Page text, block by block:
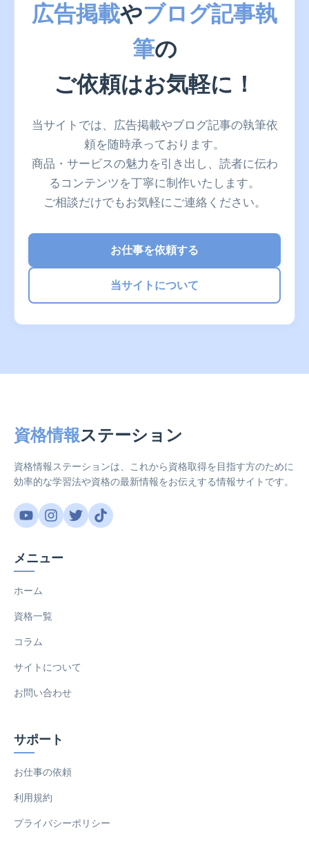
広告掲載やブログ記事執
筆の
ご依頼はお気軽に！
当サイトでは、広告掲載やブログ記事の執筆依
頼を随時承っております。
商品・サービスの魅力を引き出し、読者に伝わ
るコンテンツを丁寧に制作いたします。
ご相談だけでもお気軽にご連絡ください。
お仕事を依頼する
当サイトについて
資格情報ステーション
資格情報ステーションは、これから資格取得を目指す方のために
効率的な学習法や資格の最新情報をお伝えする情報サイトです。
メニュー
ホーム
資格一覧
コラム
サイトについて
お問い合わせ
サポート
お仕事の依頼
利用規約
プライバシーポリシー